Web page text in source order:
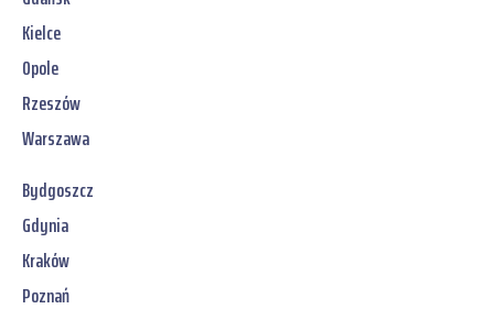
Kielce
Opole
Rzeszów
Warszawa
Bydgoszcz
Gdynia
Kraków
Poznań